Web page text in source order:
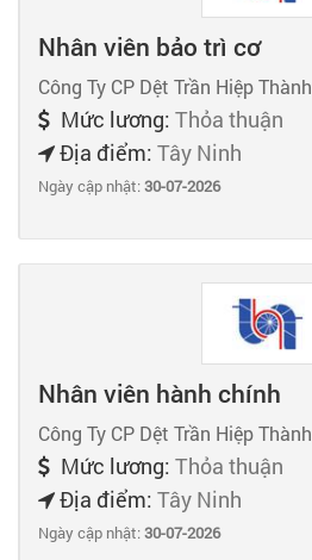
Nhân viên bảo trì cơ
Công Ty CP Dệt Trần Hiệp Thành
Mức lương: Thỏa thuận
Địa điểm: Tây Ninh
Ngày cập nhật:30-07-2026
Nhân viên hành chính
Công Ty CP Dệt Trần Hiệp Thành
Mức lương: Thỏa thuận
Địa điểm: Tây Ninh
Ngày cập nhật:30-07-2026